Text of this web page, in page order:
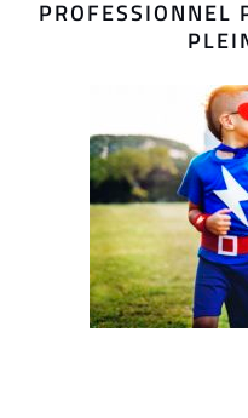
PROFESSIONNEL